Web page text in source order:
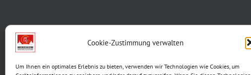
Cookie-Zustimmung verwalten
Um Ihnen ein optimales Erlebnis zu bieten, verwenden wir Technologien wie Cookies, um
99867 Gotha